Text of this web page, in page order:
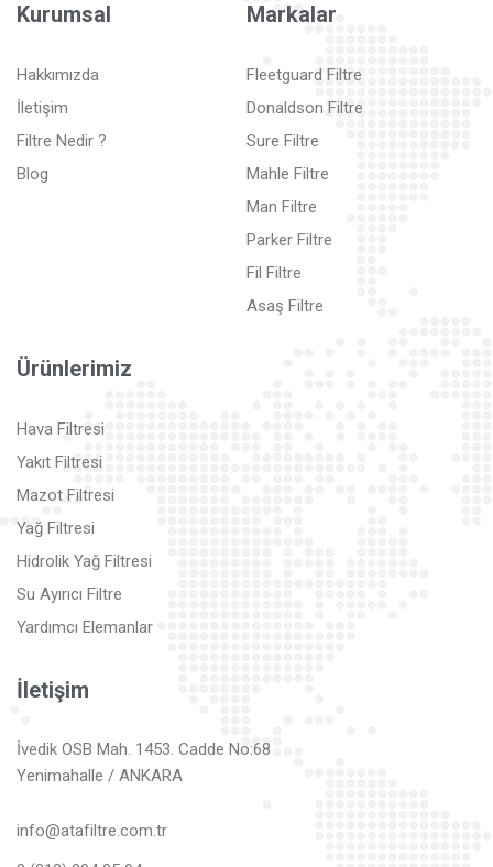
Kurumsal
Hakkımızda
İletişim
Filtre Nedir ?
Blog
Markalar
Fleetguard Filtre
Donaldson Filtre
Sure Filtre
Mahle Filtre
Man Filtre
Parker Filtre
Fil Filtre
Asaş Filtre
Ürünlerimiz
Hava Filtresi
Yakıt Filtresi
Mazot Filtresi
Yağ Filtresi
Hidrolik Yağ Filtresi
Su Ayırıcı Filtre
Yardımcı Elemanlar
İletişim
İvedik OSB Mah. 1453. Cadde No:68
Yenimahalle / ANKARA
info@atafiltre.com.tr